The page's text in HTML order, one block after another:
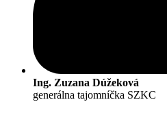
Ing. Zuzana Dúžeková
generálna tajomníčka SZKC